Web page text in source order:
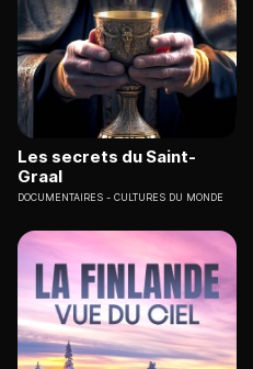
Les secrets du Saint-
Graal
DOCUMENTAIRES CULTURES DU MONDE